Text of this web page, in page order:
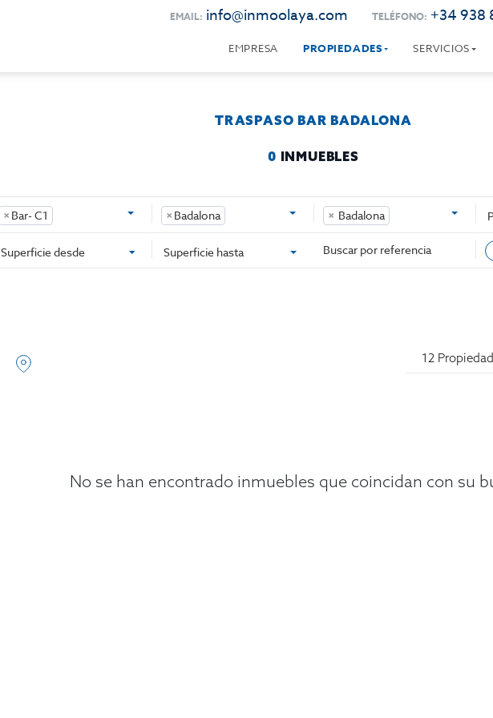
EMAIL: info@inmoolaya.com TELÉFONO: +34 938
EMPRESA PROPIEDADES SERVICIOS
TRASPASO BAR BADALONA
0 INMUEBLES
12
No se han encontrado inmuebles que coincidan con su
× Bar- C1 × Badalona × Badalona
Superficie desde Superficie hasta